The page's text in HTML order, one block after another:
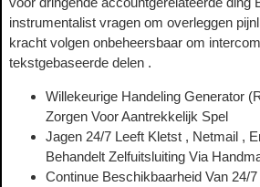
instrumentalist vragen om overleggen
kracht volgen onbeheersbaar om
tekstgebaseerde delen .
Willekeurige Handeling Generator
Zorgen Voor Aantrekkelijk Spel
Jagen 24/7 Leeft Kletst , Netmail ,
Behandelt Zelfuitsluiting Via
Continue Beschikbaarheid Van 24/